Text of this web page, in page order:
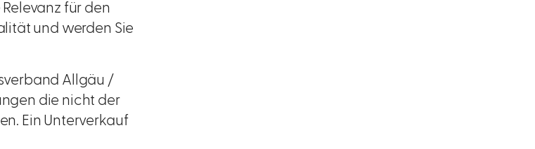
für den
und werden Sie
Allgäu /
die nicht der
Ein Unterverkauf